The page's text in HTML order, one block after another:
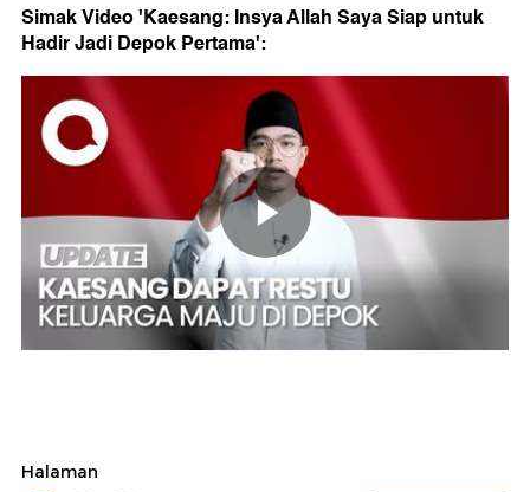
Simak Video 'Kaesang: Insya Allah Saya Siap untuk
Hadir Jadi Depok Pertama':
Halaman